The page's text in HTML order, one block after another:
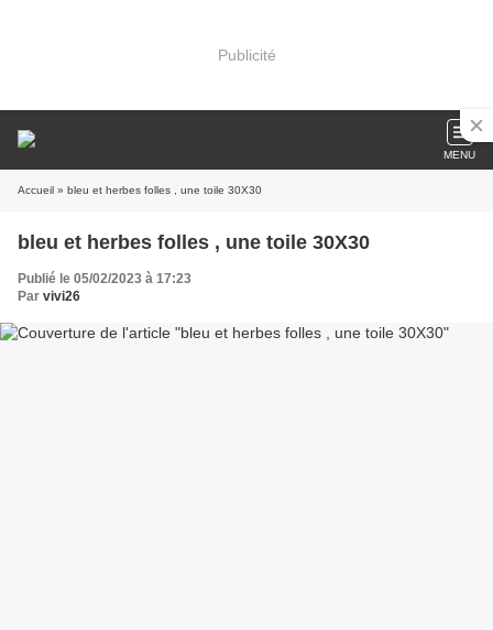
Publicité
MENU
Accueil » bleu et herbes folles , une toile 30X30
bleu et herbes folles , une toile 30X30
Publié le 05/02/2023 à 17:23
Par vivi26